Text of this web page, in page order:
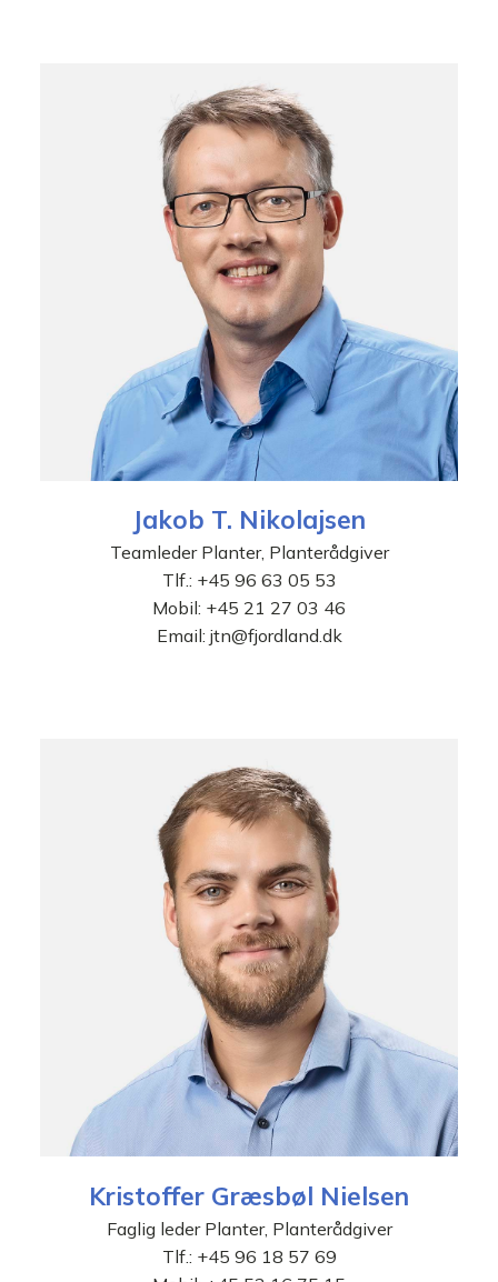
Jakob T. Nikolajsen
Teamleder Planter, Planterådgiver
Tlf.: +45 96 63 05 53
Mobil: +45 21 27 03 46
Email: jtn@fjordland.dk
Kristoffer Græsbøl Nielsen
Faglig leder Planter, Planterådgiver
Tlf.: +45 96 18 57 69